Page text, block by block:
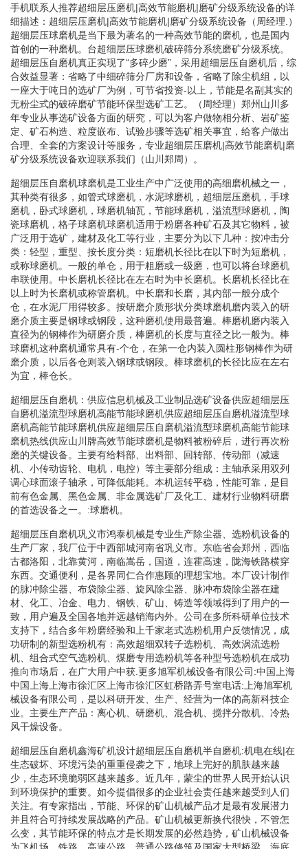
手机联系人推荐超细层压磨机|高效节能磨机|磨矿分级系统设备的详
细描述：超细层压磨机|高效节能磨机|磨矿分级系统设备（周经理.）
超细层压球磨机是当下最为著名的一种高效节能的磨机，也是国内
首创的一种磨机。台超细层压球磨机破碎筛分系统磨矿分级系统。
超细层压自磨机真正实现了“多碎少磨”，采用超细层压自磨机后，综
合效益显著：省略了中细碎筛分厂房和设备，省略了除尘机组，以
一座大于吨日的选矿厂为例，可节省投资-以上，节能是名副其实的
无粉尘式的破碎磨矿节能环保型选矿工艺。（周经理）郑州山川多
年专业从事选矿设备方面的研究，可以为客户做物相分析、岩矿鉴
定、矿石构造、粒度嵌布、试验步骤等选矿相关事宜，给客户做出
合理、全套的方案设计等服务，专业超细层压磨机|高效节能磨机|磨
矿分级系统设备欢迎联系我们（山川郑周）。
超细层压自磨机球磨机是工业生产中广泛使用的高细磨机械之一，
其种类有很多，如管式球磨机，水泥球磨机，超细层压磨机，手球
磨机，卧式球磨机，球磨机轴瓦，节能球磨机，溢流型球磨机，陶
瓷球磨机，格子球磨机球磨机适用于粉磨各种矿石及其它物料，被
广泛用于选矿，建材及化工等行业，主要分为以下几种：按冲击分
类：轻型，重型、按长度分类：短磨机长径比在以下时为短磨机，
或称球磨机。一般的单仓，用于粗磨或一级磨，也可以将台球磨机
串联使用。中长磨机长径比在左右时为中长磨机。长磨机长径比在
以上时为长磨机或称管磨机。中长磨和长磨，其内部一般分成个
仓，在水泥厂用得较多。按研磨介质形状分类球磨机磨内装入的研
磨介质主要是钢球或钢段，这种磨机使用最普遍。棒磨机磨内装入
直径为的钢棒作为研磨介质，棒磨机的长度与直径之比一般为。棒
球磨机这种磨机通常具有-个仓，在第一仓内装入圆柱形钢棒作为研
磨介质，以后各仓则装入钢球或钢段。棒球磨机的长径比应在左右
为宜，棒仓长。
超细层压自磨机：供应信息机械及工业制品选矿设备供应超细层压
自磨机溢流型球磨机高能节能球磨机供应超细层压自磨机溢流型球
磨机高能节能球磨机供应超细层压自磨机溢流型球磨机高能节能球
磨机热线供应山川牌高效节能球磨机是物料被粉碎后，进行再次粉
磨的关键设备。主要有给料部、出料部、回转部、传动部（减速
机、小传动齿轮、电机，电控）等主要部分组成：主轴承采用双列
调心球面滚子轴承，可降低能耗。本机运转平稳，性能可靠，是目
前有色金属、黑色金属、非金属选矿厂及化工、建材行业物料研磨
的首选设备之一。:球磨机。
超细层压自磨机巩义市鸿泰机械是专业生产除尘器、选粉机设备的
生产厂家，我厂位于中西部城河南省巩义市。东临省会郑州，西临
古都洛阳，北靠黄河，南临嵩岳，国道，连霍高速，陇海铁路横穿
东西。交通便利，是各界同仁合作惠顾的理想宝地。本厂设计制作
的脉冲除尘器、布袋除尘器、旋风除尘器、脉冲布袋除尘器在建
材、化工、冶金、电力、钢铁、矿山、铸造等领域得到了用户的一
致，用户遍及全国各地并远越销海内外。公司在多所科研单位技术
支持下，结合多年粉磨经验和上千家老式选粉机用户反馈情况，成
功研制的新型选粉机有：高效超细双转子选粉机、高效涡流选粉
机、组合式空气选粉机、煤磨专用选粉机等各种型号选粉机在成功
推向市场后，在广大用户中获.更多旭军机械设备有限公司:中国上海
中国上海上海市徐汇区上海市徐汇区虹桥路弄号室电话:上海旭军机
械设备有限公司，是以科研开发、生产、经营为一体的高新科技企
业。主要生产产品：离心机、研磨机、混合机、搅拌分散机、冷热
风干燥设备。
超细层压自磨机鑫海矿机设计超细层压自磨机半自磨机:机电在线|在
生态破坏、环境污染的重重侵袭之下，地球上完好的肌肤越来越
少，生态环境脆弱区越来越多。近几年，蒙尘的世界人民开始认识
到环境保护的重要。如今提倡很多的企业社会责任越来越受到人们
关注。有专家指出，节能、环保的矿山机械产品才是最有发展潜力
并且符合可持续发展战略的产品。矿山机械更新换代很快，不管怎
么变，其节能环保的特点才是长期发展的必然趋势，矿山机械设备